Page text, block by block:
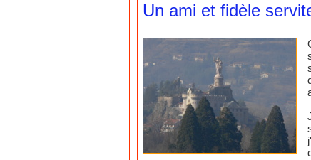
Un ami et fidèle